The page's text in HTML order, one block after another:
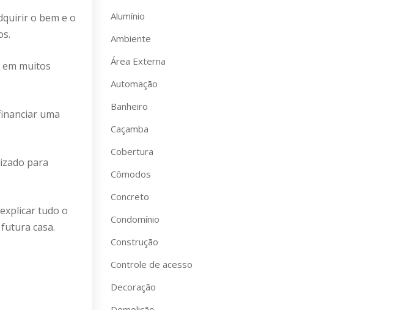
o bem e o
muitos
uma
para
tudo o
casa.
Alumínio
Ambiente
Área Externa
Automação
Banheiro
Caçamba
Cobertura
Cômodos
Concreto
Condomínio
Construção
Controle de acesso
Decoração